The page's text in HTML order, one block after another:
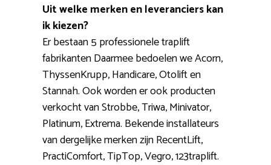
Uit welke merken en leveranciers kan
ik kiezen?
Er bestaan 5 professionele traplift
fabrikanten Daarmee bedoelen we Acorn,
ThyssenKrupp, Handicare, Otolift en
Stannah. Ook worden er ook producten
verkocht van Strobbe, Triwa, Minivator,
Platinum, Extrema. Bekende installateurs
van dergelijke merken zijn RecentLift,
PractiComfort, TipTop, Vegro, 123traplift.